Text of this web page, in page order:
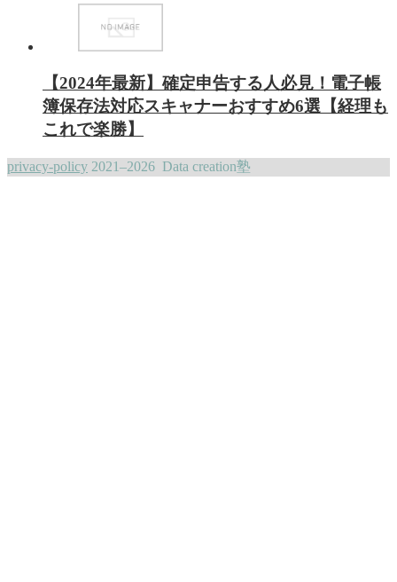
【2024年最新】確定申告する人必見！電子帳
簿保存法対応スキャナーおすすめ6選【経理も
これで楽勝】
privacy-policy 2021–2026 Data creation塾